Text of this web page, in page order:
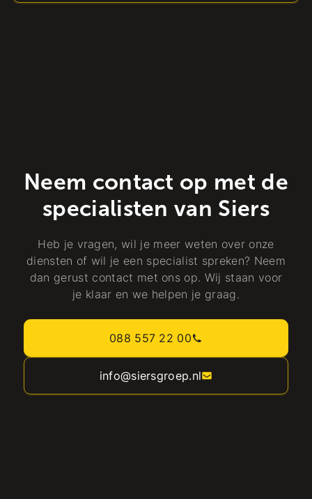
Neem contact op met de
specialisten van Siers
Heb je vragen, wil je meer weten over onze
diensten of wil je een specialist spreken? Neem
dan gerust contact met ons op. Wij staan voor
je klaar en we helpen je graag.
088 557 22 00
info@siersgroep.nl